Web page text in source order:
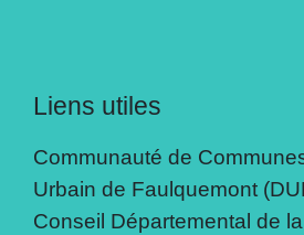
Liens utiles
Communauté de
Urbain de Faulquemont
Conseil Départemental de